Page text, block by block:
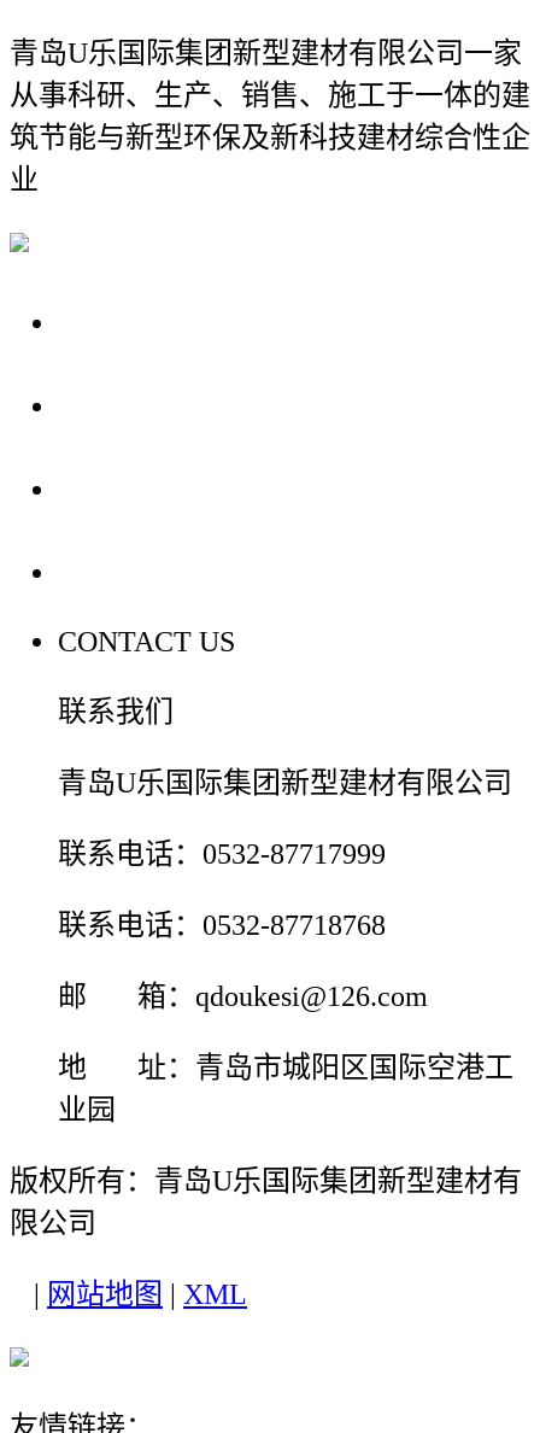
青岛U乐国际集团新型建材有限公司一家
从事科研、生产、销售、施工于一体的建
筑节能与新型环保及新科技建材综合性企
业
CONTACT US
联系我们
青岛U乐国际集团新型建材有限公司
联系电话：0532-87717999
联系电话：0532-87718768
邮 箱：qdoukesi@126.com
地 址：青岛市城阳区国际空港工
业园
版权所有：青岛U乐国际集团新型建材有
限公司
网站地图 XML